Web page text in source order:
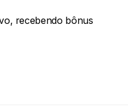
recebendo bônus